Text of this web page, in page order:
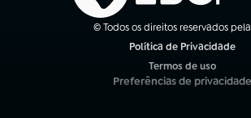
© Todos os direitos reservados pela
Política de Privacidade
Termos de uso
(abre em nova aba)
Preferências de privacidade